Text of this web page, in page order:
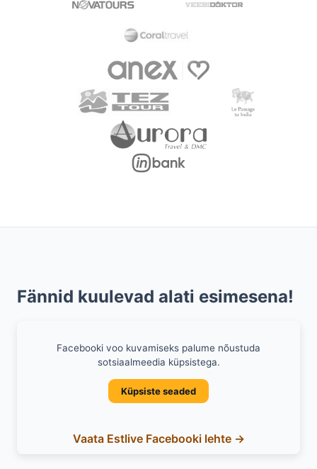
Fännid kuulevad alati esimesena!
Facebooki voo kuvamiseks palume nõustuda
sotsiaalmeedia küpsistega.
Küpsiste seaded
Vaata Estlive Facebooki lehte →